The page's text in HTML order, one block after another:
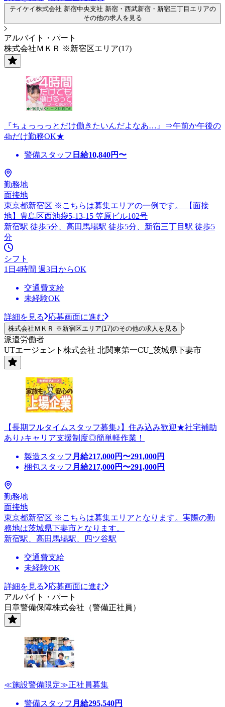
テイケイ株式会社 新宿中央支社 新宿・西武新宿・新宿三丁目エリアの
その他の求人を見る
アルバイト・パート
株式会社ＭＫＲ ※新宿区エリア(17)
『ちょっっっとだけ働きたいんだよなあ…』⇒午前か午後の
4hだけ勤務OK★
警備スタッフ 日給10,840円〜
勤務地
面接地
東京都新宿区 ※こちらは募集エリアの一例です。 【面接
地】豊島区西池袋5-13-15 笠原ビル102号
新宿駅 徒歩5分、高田馬場駅 徒歩5分、新宿三丁目駅 徒歩5
分
シフト
1日4時間 週3日からOK
交通費支給
未経験OK
詳細を見る 応募画面に進む
株式会社ＭＫＲ ※新宿区エリア(17)のその他の求人を見る
派遣労働者
UTエージェント株式会社 北関東第一CU_茨城県下妻市
【長期フルタイムスタッフ募集♪】住み込み歓迎★社宅補助
あり♪キャリア支援制度◎簡単軽作業！
製造スタッフ 月給217,000円〜291,000円
梱包スタッフ 月給217,000円〜291,000円
勤務地
面接地
東京都新宿区 ※こちらは募集エリアとなります。実際の勤
務地は茨城県下妻市となります。
新宿駅、高田馬場駅、四ツ谷駅
交通費支給
未経験OK
詳細を見る
応募画面に進む
アルバイト・パート
日章警備保障株式会社（警備正社員）
≪施設警備限定≫正社員募集
警備スタッフ 月給295,540円